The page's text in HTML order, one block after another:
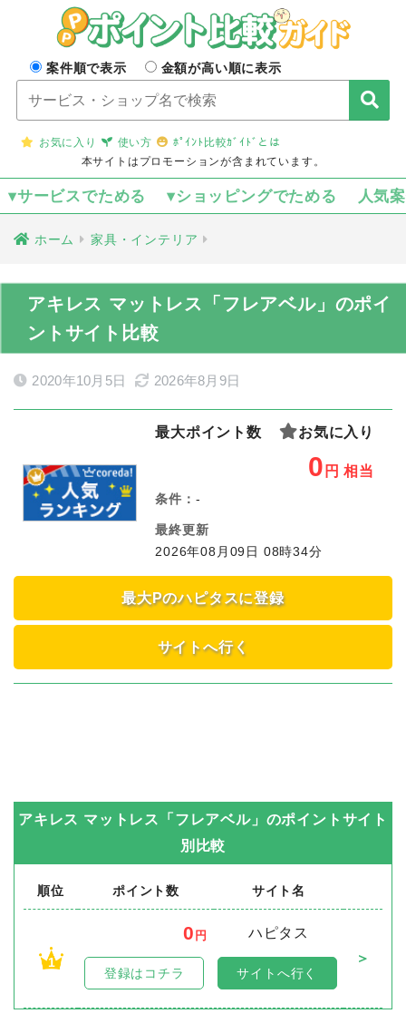
案件順で表示 金額が高い順に表示
お気に入り 使い方
ﾎﾟｲﾝﾄ比較ｶﾞｲﾄﾞとは
本サイトはプロモーションが含まれています。
▾サービスでためる ▾ショッピングでためる 人気
ホーム 家具・インテリア
アキレス マットレス「フレアベル」のポイ
ントサイト比較
2020年10月5日 2026年8月9日
最大ポイント数 お気に入り
0 円 相当
条件： -
最終更新
2026年08月09日 08時34分
最大Pのハピタスに登録
サイトへ行く
アキレス マットレス「フレアベル」 のポイントサイト
別比較
順位 ポイント数 サイト名
1
0 円
ハピタス
＞
登録はコチラ サイトへ行く